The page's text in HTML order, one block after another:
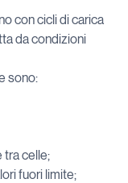
con cicli di carica
da condizioni
sono:
tra celle;
fuori limite;